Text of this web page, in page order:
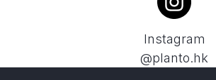
Instagram
@planto.hk